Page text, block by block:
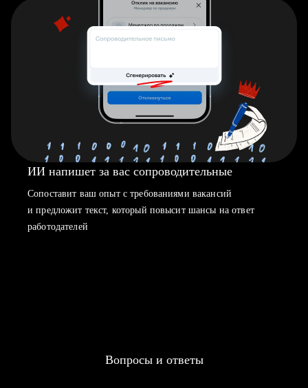
ИИ напишет за вас сопроводительные
Сопоставит ваш опыт с требованиями вакансий
и предложит текст, который повысит шансы на ответ
работодателей
Вопросы и ответы